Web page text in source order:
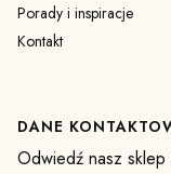
Porady i inspiracje
Kontakt
DANE
Odwiedź nasz sklep